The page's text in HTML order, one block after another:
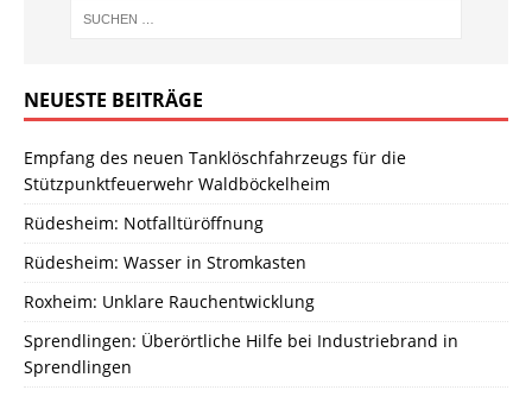
NEUESTE BEITRÄGE
Empfang des neuen Tanklöschfahrzeugs für die
Stützpunktfeuerwehr Waldböckelheim
Rüdesheim: Notfalltüröffnung
Rüdesheim: Wasser in Stromkasten
Roxheim: Unklare Rauchentwicklung
Sprendlingen: Überörtliche Hilfe bei Industriebrand in
Sprendlingen